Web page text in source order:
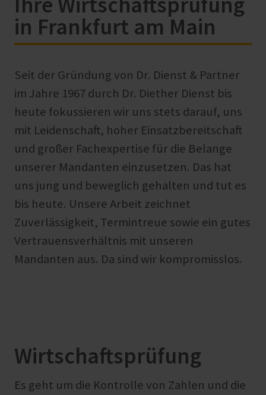
in Frankfurt am Main
Seit der Gründung von Dr. Dienst & Partner
im Jahre 1967 durch Dr. Diether Dienst bis
heute fokussieren wir uns stets darauf, uns
mit Leidenschaft, hoher Einsatzbereitschaft
und großer Fachexpertise für die Belange
unserer Mandanten einzusetzen. Das hat
uns jung und beweglich gehalten und tut es
bis heute. Unsere Arbeit zeichnet
Zuverlässigkeit, Termintreue sowie ein gutes
Vertrauensverhältnis mit unseren
Mandanten aus. Da sind wir kompromisslos.
Wirtschaftsprüfung
Es geht um die Kontrolle von Zahlen und die